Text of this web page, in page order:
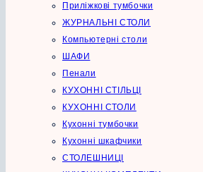
Приліжкові тумбочки
ЖУРНАЛЬНІ СТОЛИ
Компьютерні столи
ШАФИ
Пенали
КУХОННІ СТІЛЬЦІ
КУХОННІ СТОЛИ
Кухонні тумбочки
Кухонні шкафчики
СТОЛЕШНИЦІ